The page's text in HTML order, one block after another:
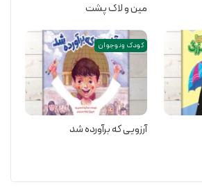
مین و لاک پشت
کودک و نوجوان
آرزویی که برآورده شد